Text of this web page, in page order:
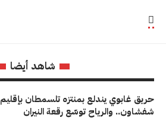
شاهد أيضا
حريق غابوي يندلع بمنتزه تلسمطان بإقليم
شفشاون.. والرياح توسّع رقعة النيران